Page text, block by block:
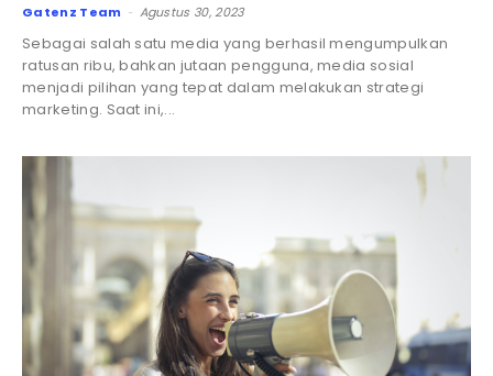
Gatenz Team - Agustus 30, 2023
Sebagai salah satu media yang berhasil mengumpulkan
ratusan ribu, bahkan jutaan pengguna, media sosial
menjadi pilihan yang tepat dalam melakukan strategi
marketing. Saat ini,...